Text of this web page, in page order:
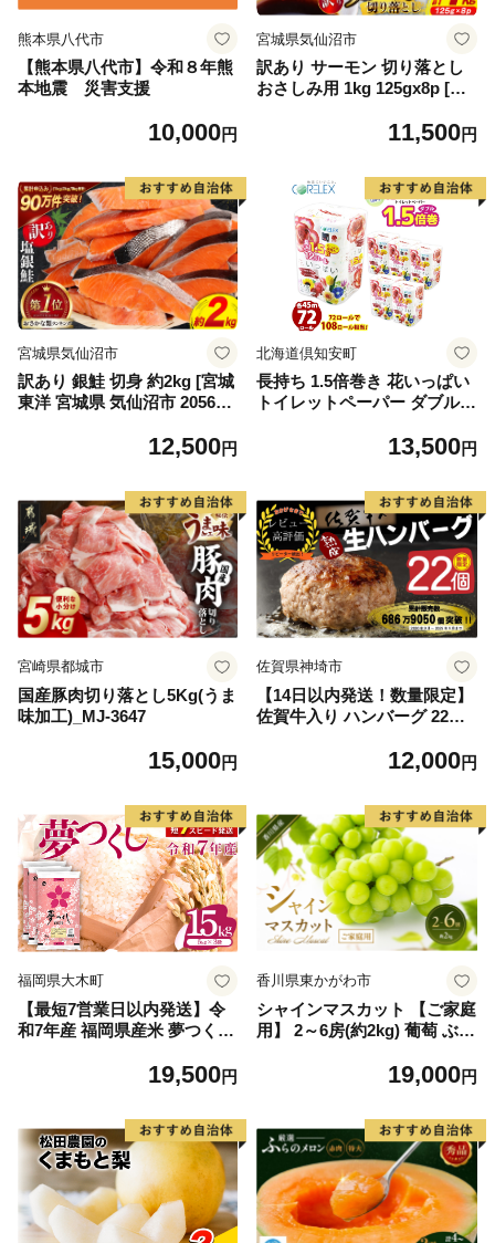
熊本県八代市
【熊本県八代市】令和８年熊
本地震 災害支援
10,000円
宮城県気仙沼市
訳あり サーモン 切り落とし
おさしみ用 1kg 125gx8p [足
4313] 魚 魚介類 鮭 お刺し身
11,500円
宮城県気仙沼市
訳あり 銀鮭 切身 約2kg [宮城
東洋 宮城県 気仙沼市 205649
格外 不揃い さけ サケ 鮭切身
切り身 魚 わけあり
12,500円
北海道倶知安町
長持ち 1.5倍巻き 花いっぱい
トイレットペーパー ダブル 4
プリント ハーブ 香り付き 日
品 備蓄 送料無料 北海道 倶知
安町 日用品
13,500円
宮崎県都城市
国産豚肉切り落とし5Kg(うま
味加工)_MJ-3647
15,000円
佐賀県神埼市
【14日以内発送！数量限定】
佐賀牛入り ハンバーグ 22個
毛和牛 ブランド牛 九州 ハン
(H083106)
12,000円
福岡県大木町
【最短7営業日以内発送】令
和7年産 福岡県産米 夢つくし
19,500円
香川県東かがわ市
シャインマスカット 【ご家庭
用】 2～6房(約2kg) 葡萄 ぶど
もの 果実 旬の果物 旬のフル
19,000円